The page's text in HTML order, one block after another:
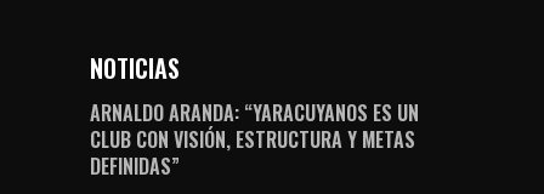
NOTICIAS
ARNALDO ARANDA: “YARACUYANOS ES UN
CLUB CON VISIÓN, ESTRUCTURA Y METAS
DEFINIDAS”